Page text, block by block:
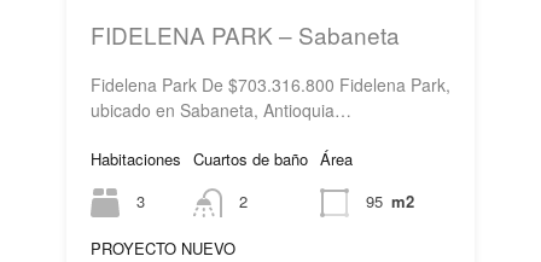
FIDELENA PARK – Sabaneta
Fidelena Park De $703.316.800 Fidelena Park,
ubicado en Sabaneta, Antioquia…
Habitaciones
3
Cuartos de baño
2
Área
95 m2
PROYECTO NUEVO